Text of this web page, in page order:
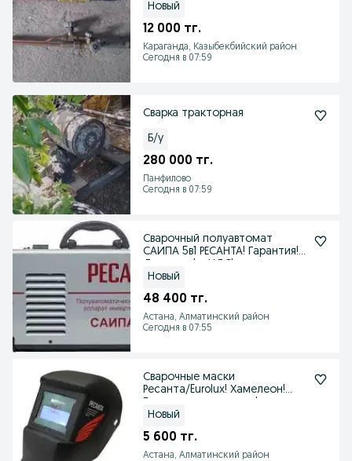
Новый
12 000 тг.
Караганда, Казыбекбийский район
Сегодня в 07:59
Сварка тракторная
Б/у
280 000 тг.
Панфилово
Сегодня в 07:59
Сварочный полуавтомат
САИПА 5в1 РЕСАНТА! Гарантия!
Новый
48 400 тг.
Астана, Алматинский район
Сегодня в 07:55
Сварочные маски
Ресанта/Eurolux! Хамелеон!
Новый
5 600 тг.
Астана, Алматинский район